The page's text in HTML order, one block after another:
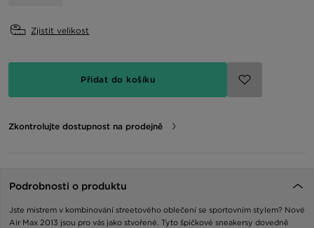
Zjistit velikost
Přidat do košíku
Zkontrolujte dostupnost na prodejně
Podrobnosti o produktu
Jste mistrem v kombinování streetového oblečení se sportovním stylem? Nové
Air Max 2013 jsou pro vás jako stvořené. Tyto špičkové sneakersy dovedně